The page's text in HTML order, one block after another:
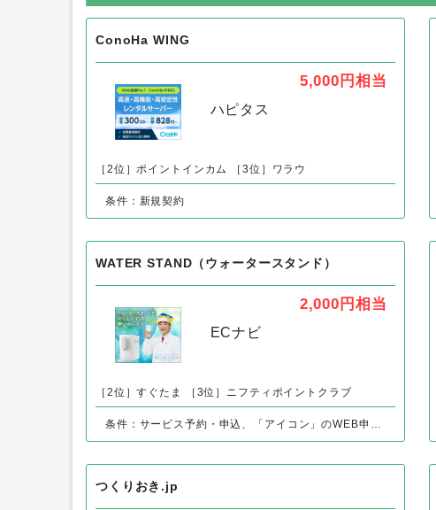
ConoHa WING
5,000円 相当
ハピタス
［2位］ポイントインカム ［3位］ワラウ
条件：新規契約
WATER STAND（ウォータースタンド）
2,000円 相当
ECナビ
［2位］すぐたま ［3位］ニフティポイントクラブ
条件：サービス予約・申込、「アイコン」のWEB申込後、60日以内の設置完了で
つくりおき.jp